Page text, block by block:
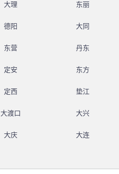
大理 东丽
德阳 大同
东营 丹东
定安 东方
定西 垫江
大渡口 大兴
大庆 大连